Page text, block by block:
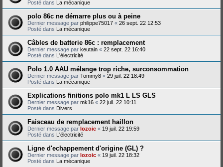
Posté dans La mécanique
polo 86c ne démarre plus ou à peine
Dernier message par philippe75017 « 26 sept. 22 12:53
Posté dans La mécanique
Câbles de batterie 86c : remplacement
Dernier message par keutain « 22 sept. 22 16:40
Posté dans L'électricité
Polo 1.0 AAU mélange trop riche, surconsommation
Dernier message par Tommy8 « 29 juil. 22 18:49
Posté dans La mécanique
Explications finitions polo mk1 L LS GLS
Dernier message par mk16 « 22 juil. 22 10:11
Posté dans Divers
Faisceau de remplacement haillon
Dernier message par lozoic « 19 juil. 22 19:59
Posté dans L'électricité
Ligne d'echappement d'origine (GL) ?
Dernier message par lozoic « 19 juil. 22 18:32
Posté dans La mécanique